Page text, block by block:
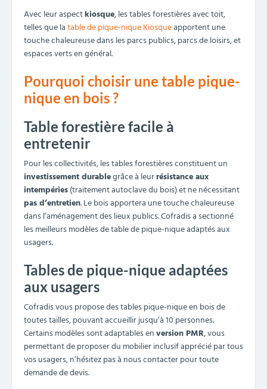
réconfortante pour les usagers.
Une solidité éprouvée :
traitements et essences durables
Cofradis vous propose des tables de pique-nique bois
adaptées pour un usage intensif par le public. Non seulement
nos tables sont conçues dans des essences de bois connues
pour leur solidité, mais le bois bénéficie d’un
autoclave lui assurant une grande résistance aux
intempéries.
Les bois traités sont ainsi classés selon les usages :
Classe 1 : bois destiné à un usage intérieur, où le taux
d’humidité ne dépassera pas 20%
Classe 2 : bois tolérant occasionnellement un taux d’humidité
supérieur à 20%
Classe 3 : bois supportant un contact fréquent avec
Classe 4 : bois idéal pour le mobilier urbain, supportant le
contact permanent avec l’eau douce, et donc imputrescible
Classe 5 : bois le plus résistant, pouvant être exposé aussi
bien à l’eau douce qu'à l’eau salée.
Des modèles pensés pour tous les
usagers
Afin de garantir la satisfaction et le confort de tous les